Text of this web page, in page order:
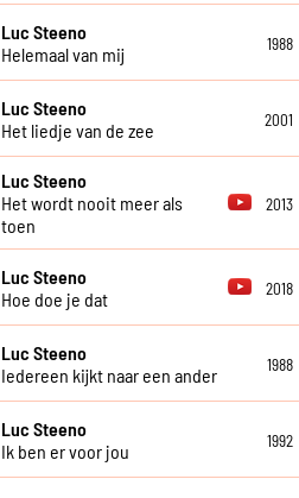
Luc Steeno
Helemaal van mij
1988
Luc Steeno
Het liedje van de zee
2001
Luc Steeno
Het wordt nooit meer als
toen
2013
Luc Steeno
Hoe doe je dat
2018
Luc Steeno
Iedereen kijkt naar een ander
1988
Luc Steeno
Ik ben er voor jou
1992